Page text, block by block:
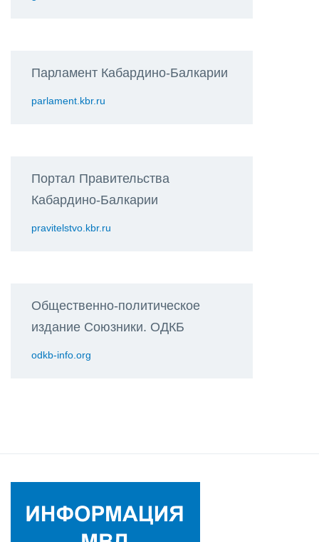
Парламент Кабардино-Балкарии
parlament.kbr.ru
Портал Правительства
Кабардино-Балкарии
pravitelstvo.kbr.ru
Общественно-политическое
издание Союзники. ОДКБ
odkb-info.org